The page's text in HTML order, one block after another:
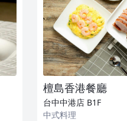
檀島香港餐廳
台中中港店 B1F
中式料理